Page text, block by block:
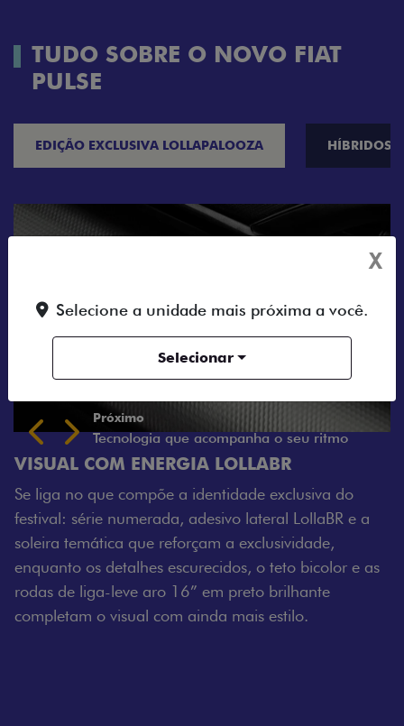
TUDO SOBRE O NOVO FIAT
PULSE
EDIÇÃO EXCLUSIVA LOLLAPALOOZA HÍBRIDOS
exclusiva do
LollaBR e a
o teto bicolor e as
brilhante
estilo.
X
Selecione a unidade mais próxima a você.
Selecionar